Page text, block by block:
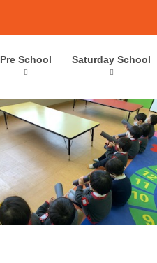
Pre School Saturday School
タグ:blackboard